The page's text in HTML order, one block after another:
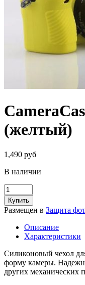
(желтый)
1,490 руб
В наличии
Купить
Размещен в Защита
Описание
Характеристики
Силиконовый чехол
форму камеры.
других механических